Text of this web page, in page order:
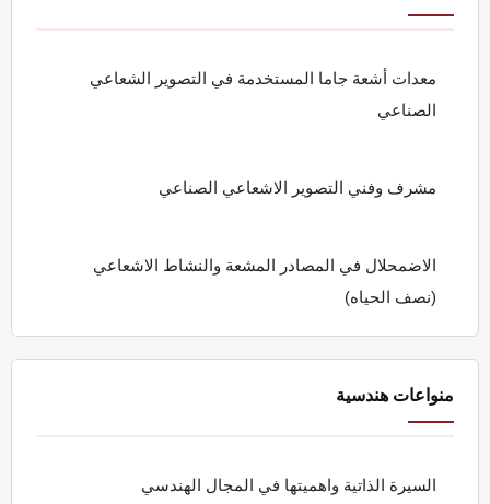
معدات أشعة جاما المستخدمة في التصوير الشعاعي
الصناعي
مشرف وفني التصوير الاشعاعي الصناعي
الاضمحلال في المصادر المشعة والنشاط الاشعاعي
(نصف الحياه)
منواعات هندسية
السيرة الذاتية واهميتها في المجال الهندسي